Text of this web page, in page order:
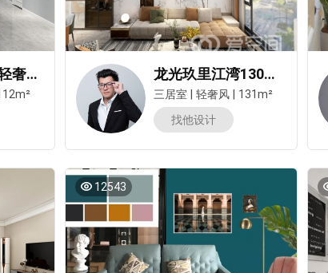
当男人选择了轻奢装修，“灰”常好看的家有品又显高级！ 龙光玖里江湾130㎡三居室轻奢风装修案例
三居室 轻奢风
131m²
找他设计
12543